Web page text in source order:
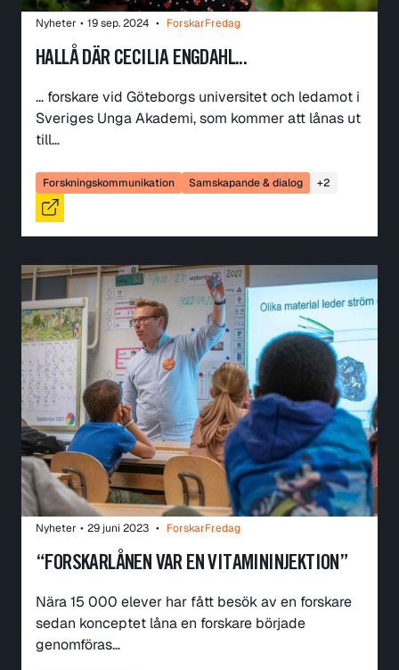
Nyheter • 19 sep. 2024 • ForskarFredag
HALLÅ DÄR CECILIA ENGDAHL...
... forskare vid Göteborgs universitet och ledamot i
Sveriges Unga Akademi, som kommer att lånas ut
till…
Forskningskommunikation Samskapande & dialog +2
Nyheter • 29 juni 2023 • ForskarFredag
“FORSKARLÅNEN VAR EN VITAMININJEKTION”
Nära 15 000 elever har fått besök av en forskare
sedan konceptet låna en forskare började
genomföras…